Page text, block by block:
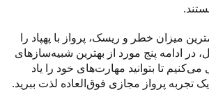
میزان خطر و ریسک، پرواز با پهپاد را
در ادامه پنج مورد از بهترین شبیه‌سازهای
تا بتوانید مهارت‌های خود را یاد
یک تجربه پرواز مجازی فوق‌العاده لذت ببرید.